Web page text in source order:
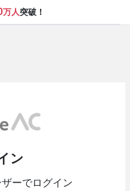
万人突破！
ン
ーでログイン